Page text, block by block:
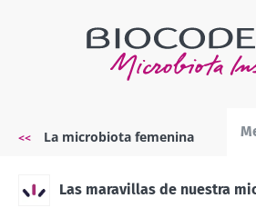
de
ayuda
La microbiota femenina
Las maravillas de nuestra